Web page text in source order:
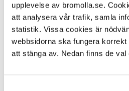
upplevelse av bromolla.se.
att analysera vår trafik, samla
statistik. Vissa cookies är
webbsidorna ska fungera
att stänga av. Nedan finns de val
9 October 2025
Webbsida
Vård och omsorg ges till äldre
och på boende. Verksamheten